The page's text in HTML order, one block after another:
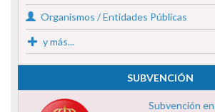
Organismos / Entidades Públicas
y más...
SUBVENCIÓN
Subvención